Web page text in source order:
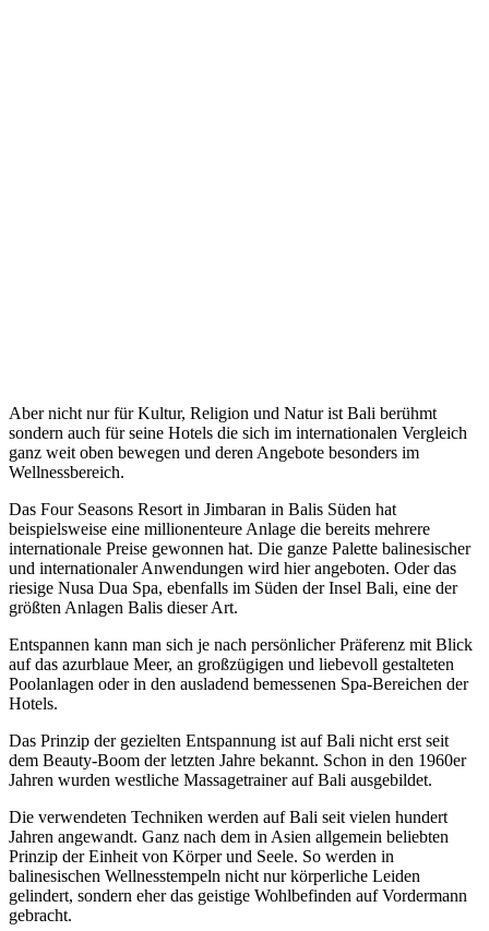
Aber nicht nur für Kultur, Religion und Natur ist Bali berühmt
sondern auch für seine Hotels die sich im internationalen Vergleich
ganz weit oben bewegen und deren Angebote besonders im
Wellnessbereich.
Das Four Seasons Resort in Jimbaran in Balis Süden hat
beispielsweise eine millionenteure Anlage die bereits mehrere
internationale Preise gewonnen hat. Die ganze Palette balinesischer
und internationaler Anwendungen wird hier angeboten. Oder das
riesige Nusa Dua Spa, ebenfalls im Süden der Insel Bali, eine der
größten Anlagen Balis dieser Art.
Entspannen kann man sich je nach persönlicher Präferenz mit Blick
auf das azurblaue Meer, an großzügigen und liebevoll gestalteten
Poolanlagen oder in den ausladend bemessenen Spa-Bereichen der
Hotels.
Das Prinzip der gezielten Entspannung ist auf Bali nicht erst seit
dem Beauty-Boom der letzten Jahre bekannt. Schon in den 1960er
Jahren wurden westliche Massagetrainer auf Bali ausgebildet.
Die verwendeten Techniken werden auf Bali seit vielen hundert
Jahren angewandt. Ganz nach dem in Asien allgemein beliebten
Prinzip der Einheit von Körper und Seele. So werden in
balinesischen Wellnesstempeln nicht nur körperliche Leiden
gelindert, sondern eher das geistige Wohlbefinden auf Vordermann
gebracht.